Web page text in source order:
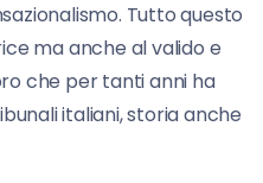
Tutto questo
ma anche al valido e
che per tanti anni ha
italiani, storia anche